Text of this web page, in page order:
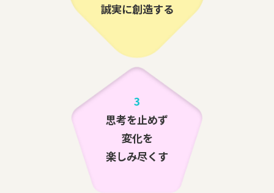
誠実に創造する
3
思考を止めず
変化を
楽しみ尽くす